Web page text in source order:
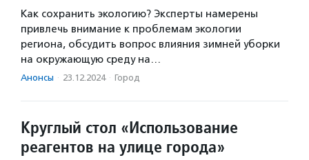
Как сохранить экологию? Эксперты намерены
привлечь внимание к проблемам экологии
региона, обсудить вопрос влияния зимней уборки
на окружающую среду на…
Анонсы · 23.12.2024 · Город
Круглый стол «Использование
реагентов на улице города»